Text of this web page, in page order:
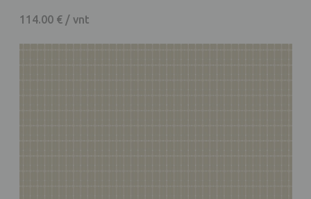
114.00 € / vnt